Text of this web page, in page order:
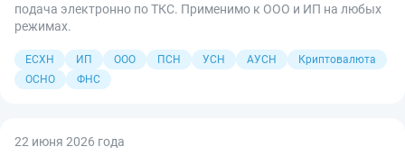
подача электронно по ТКС. Применимо к ООО и ИП на любых
режимах.
ЕСХН ИП ООО ПСН УСН АУСН
Криптовалюта
ОСНО
ФНС
22 июня 2026 года